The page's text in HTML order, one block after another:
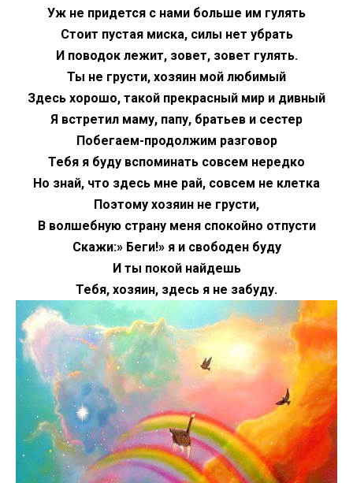
Уж не придется с нами больше им гулять
Стоит пустая миска, силы нет убрать
И поводок лежит, зовет, зовет гулять.
Ты не грусти, хозяин мой любимый
Здесь хорошо, такой прекрасный мир и дивный
Я встретил маму, папу, братьев и сестер
Побегаем-продолжим разговор
Тебя я буду вспоминать совсем нередко
Но знай, что здесь мне рай, совсем не клетка
Поэтому хозяин не грусти,
В волшебную страну меня спокойно отпусти
Скажи:» Беги!» я и свободен буду
И ты покой найдешь
Тебя, хозяин, здесь я не забуду.